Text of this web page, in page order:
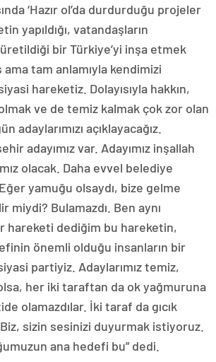
‘Hazır ol’da durdurduğu projeler
yapıldığı, vatandaşların
bir Türkiye’yi inşa etmek
ama tam anlamıyla kendimizi
hareketiz. Dolayısıyla hakkın,
olmak ve de temiz kalmak çok zor olan
adaylarımızı açıklayacağız.
adayımız var. Adayımız inşallah
olacak. Daha evvel belediye
Eğer yamuğu olsaydı, bize gelme
miydi? Bulamazdı. Ben aynı
hareketi dediğim bu hareketin,
önemli olduğu insanların bir
partiyiz. Adaylarımız temiz,
her iki taraftan da ok yağmuruna
olamazdılar. İki taraf da gıcık
sizin sesinizi duyurmak istiyoruz.
ana hedefi bu” dedi.